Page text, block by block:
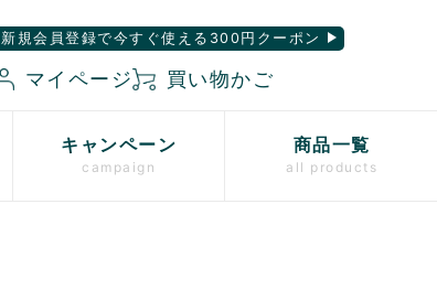
新規会員登録で今すぐ使える300円クーポン
マイページ 買い物かご
キャンペーン
campaign
商品一覧
all products